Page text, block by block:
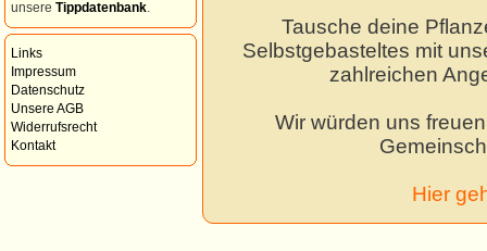
unsere Tippdatenbank
Links
Impressum
Datenschutz
Unsere AGB
Widerrufsrecht
Kontakt
Tausche deine
Selbstgebasteltes mit
zahlreichen
Wir würden uns
Hier